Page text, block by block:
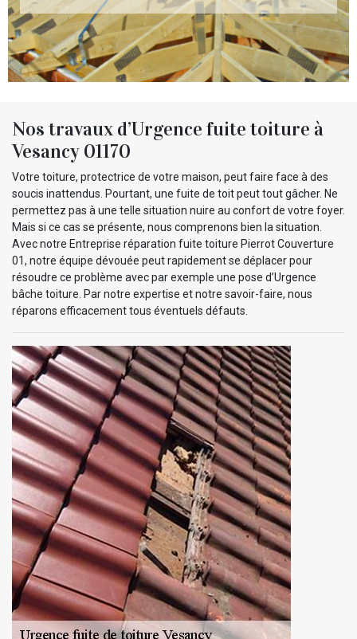
Nos travaux d’Urgence fuite toiture à
Vesancy 01170
Votre toiture, protectrice de votre maison, peut faire face à des
soucis inattendus. Pourtant, une fuite de toit peut tout gâcher. Ne
permettez pas à une telle situation nuire au confort de votre foyer.
Mais si ce cas se présente, nous comprenons bien la situation.
Avec notre Entreprise réparation fuite toiture Pierrot Couverture
01, notre équipe dévouée peut rapidement se déplacer pour
résoudre ce problème avec par exemple une pose d’Urgence
bâche toiture. Par notre expertise et notre savoir-faire, nous
réparons efficacement tous éventuels défauts.